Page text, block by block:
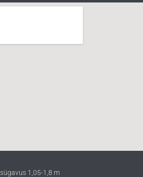
sügavus 1,05-1,8 m